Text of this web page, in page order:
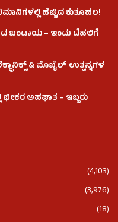
ಹೆಚ್ಚಿದ ಕುತೂಹಲ!
ಬಂಡಾಯ – ಇಂದು ದೆಹಲಿಗೆ
& ಮೊಬೈಲ್ ಉತ್ಪನ್ನಗಳ
ಅಪಘಾತ – ಇಬ್ಬರು
(4,103)
(3,976)
(18)